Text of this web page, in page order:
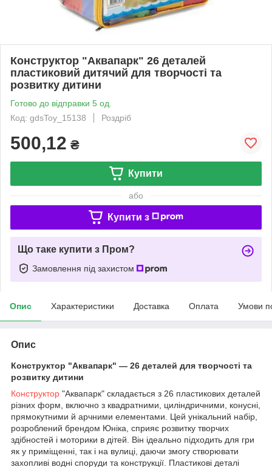
Конструктор "Аквапарк" 26 деталей
пластиковий дитячий для творчості та
розвитку дитини
Готово до відправки 5 од.
Код: gdsToy_15138
Роздріб
500,12 ₴
Купити
або
Купити з
Що таке купити з Пром?
Замовлення під захистом
Опис Характеристики Доставка Оплата Умови
Опис
Конструктор "Аквапарк" — 26 деталей для творчості та
розвитку дитини
Конструктор "Аквапарк" складається з 26 пластикових деталей
різних форм, включно з квадратними, циліндричними, конусні,
прямокутними й арчними елементами. Цей унікальний набір,
розроблений брендом Юніка, сприяє розвитку творчих
здібностей і моторики в дітей. Він ідеально підходить для гри
як у приміщенні, так і на вулиці, даючи змогу створювати
захопливі водні споруди та конструкції. Пластикові деталі